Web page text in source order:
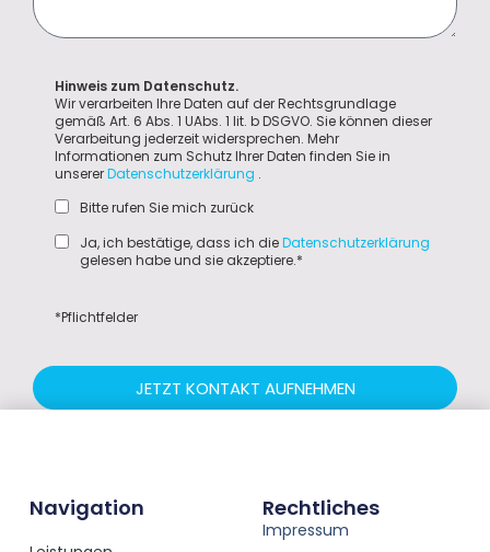
Hinweis zum Datenschutz.
Wir verarbeiten Ihre Daten auf der Rechtsgrundlage
gemäß Art. 6 Abs. 1 UAbs. 1 lit. b DSGVO. Sie können dieser
Verarbeitung jederzeit widersprechen. Mehr
Informationen zum Schutz Ihrer Daten finden Sie in
unsererDatenschutzerklärung .
Bitte rufen Sie mich zurück
Ja, ich bestätige, dass ich dieDatenschutzerklärung
gelesen habe und sie akzeptiere.*
*Pflichtfelder
JETZT KONTAKT AUFNEHMEN
Navigation Rechtliches
Impressum